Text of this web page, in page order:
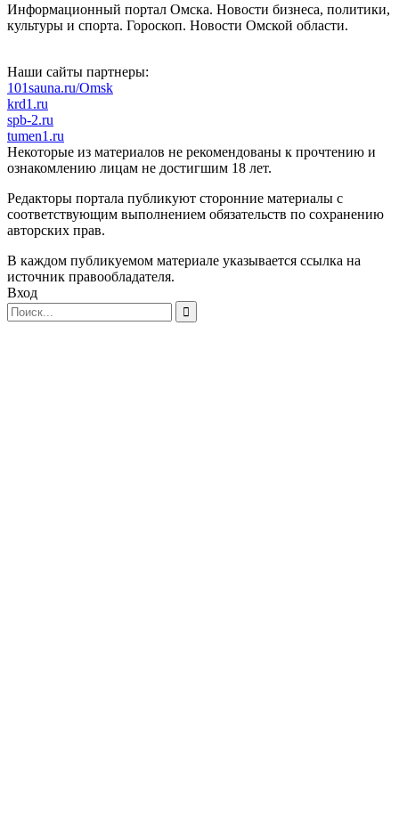
Информационный портал Омска. Новости бизнеса, политики,
культуры и спорта. Гороскоп. Новости Омской области.
Наши сайты партнеры:
101sauna.ru/Omsk
krd1.ru
spb-2.ru
tumen1.ru
Некоторые из материалов не рекомендованы к прочтению и
ознакомлению лицам не достигшим 18 лет.
Редакторы портала публикуют сторонние материалы с
соответствующим выполнением обязательств по сохранению
авторских прав.
В каждом публикуемом материале указывается ссылка на
источник правообладателя.
Вход